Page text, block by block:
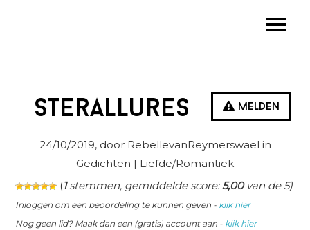
Melden
Sterallures
24/10/2019, door RebellevanReymerswael in
Gedichten | Liefde/Romantiek
(1stemmen, gemiddelde score:5,00van de 5)
Inloggen om een beoordeling te kunnen geven - klik hier
Nog geen lid? Maak dan een (gratis) account aan - klik hier